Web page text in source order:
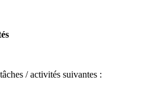
/ activités suivantes :